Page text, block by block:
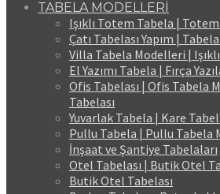
TABELA MODELLERİ
Işıklı Totem Tabela |
Çatı Tabelası Yapım |
Villa Tabela Modelleri |
El Yazımı Tabela | Fırça
Ofis Tabelası | Ofis Tabela
Tabelası
Yuvarlak Tabela | Kare
Pullu Tabela | Pullu Tabela
İnşaat ve Şantiye Tabelaları
Otel Tabelası | Butik Otel
Butik Otel Tabelası